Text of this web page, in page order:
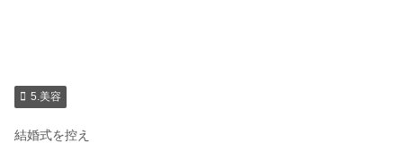
5.美容
結婚式を控え